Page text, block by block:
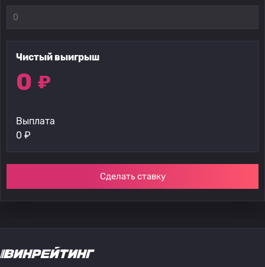
Чистый выигрыш
0 ₽
Выплата
0 ₽
Сделать ставку